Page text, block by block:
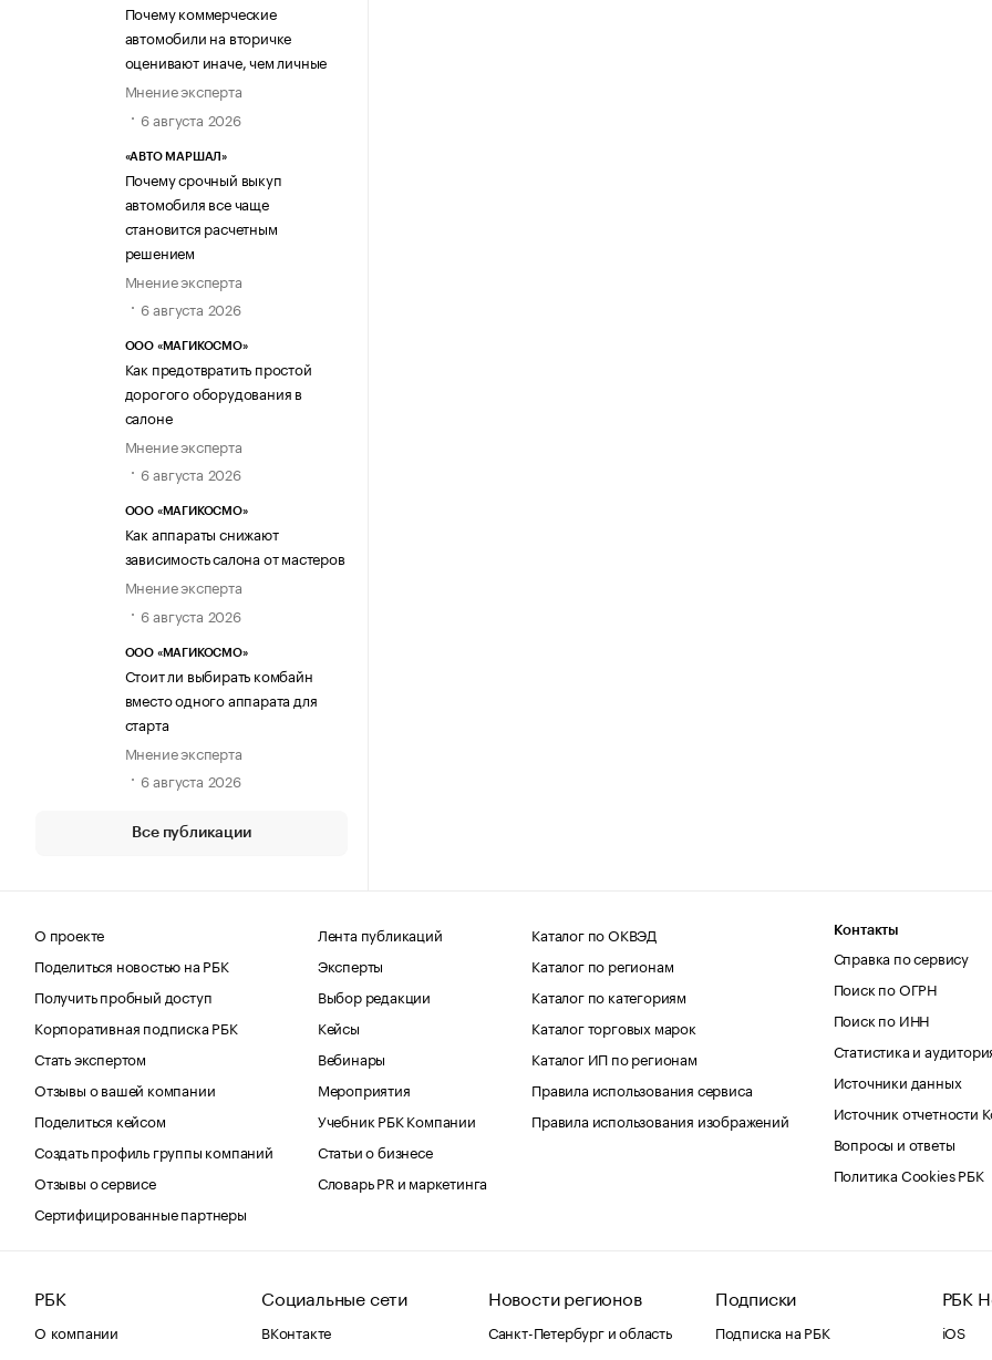
Почему коммерческие
автомобили на вторичке
оценивают иначе, чем личные
Мнение эксперта
6 августа 2026
«АВТО МАРШАЛ»
Почему срочный выкуп
автомобиля все чаще
становится расчетным
решением
Мнение эксперта
6 августа 2026
ООО «МАГИКОСМО»
Как предотвратить простой
дорогого оборудования в
салоне
Мнение эксперта
6 августа 2026
ООО «МАГИКОСМО»
Как аппараты снижают
зависимость салона от мастеров
Мнение эксперта
6 августа 2026
ООО «МАГИКОСМО»
Стоит ли выбирать комбайн
вместо одного аппарата для
старта
Мнение эксперта
6 августа 2026
Все публикации
О проекте
Поделиться новостью на РБК
Получить пробный доступ
Корпоративная подписка РБК
Стать экспертом
Отзывы о вашей компании
Поделиться кейсом
Создать профиль группы компаний
Отзывы о сервисе
Сертифицированные партнеры
Лента публикаций
Эксперты
Выбор редакции
Кейсы
Вебинары
Мероприятия
Учебник РБК Компании
Статьи о бизнесе
Словарь PR и маркетинга
Каталог по ОКВЭД
Каталог по регионам
Каталог по категориям
Каталог торговых марок
Каталог ИП по регионам
Правила использования сервиса
Правила использования изображений
Контакты
Справка по сервису
Поиск по ОГРН
Поиск по ИНН
Статистика и
Источники данных
Источник отчетности
Вопросы и ответы
Политика Cookies РБК
РБК
О компании
Социальные сети
ВКонтакте
Новости регионов
Санкт-Петербург и область
Подписки
Подписка на РБК
РБК
iOS